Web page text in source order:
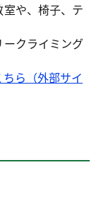
や、椅子、テ
クライミング
ちら（外部サイ